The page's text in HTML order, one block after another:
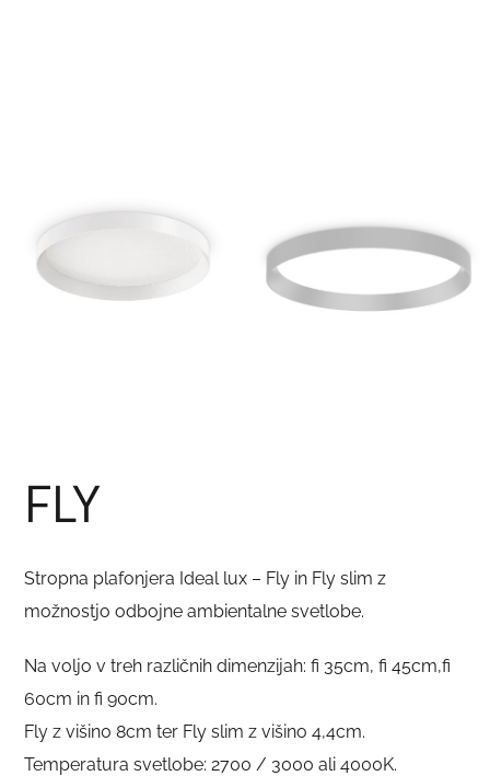
FLY
Stropna plafonjera Ideal lux – Fly in Fly slim z
možnostjo odbojne ambientalne svetlobe.
Na voljo v treh različnih dimenzijah: fi 35cm, fi 45cm,fi
60cm in fi 90cm.
Fly z višin0 8cm ter Fly slim z višino 4,4cm.
Temperatura svetlobe: 2700 / 3000 ali 4000K.